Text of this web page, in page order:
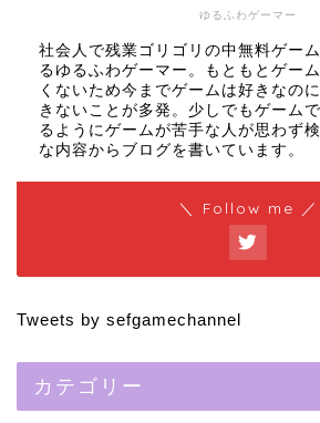
ゆるふわゲーマー
社会人で残業ゴリゴリの中無料ゲー
るゆるふわゲーマー。もともとゲー
くないため今までゲームは好きなの
きないことが多発。少しでもゲーム
るようにゲームが苦手な人が思わず
な内容からブログを書いています。
＼ Follow me ／
Tweets by sefgamechannel
カテゴリー